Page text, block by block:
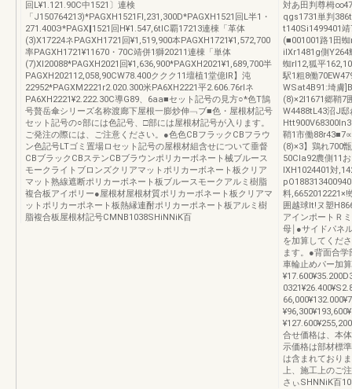
回L¥1.121.90C中1521〕連検
「J150764213)*PAGXH1521Fl,231,300D*PAGXH1521回L半1・
271.400Э*PAGX‖1521回H¥1.547,6tlC覇17213連棟「革体
(3)X17224ネPAGXH1721回¥1,519,900本PAGXH1721¥1,572,700
率PAGXH1721¥11670・70C靖併1獅20211連棟「単体
(7)Xl20088*PAGXH2021回¥1,636,900*PAGXH2021¥1,689,700半
PAGXH202112,058,90CW78.400ククク11壇植1堂億IR】沌
22952*PAGXM2221r2.020.300米PA6XH2221平2.606.76rlネ
PA6XH2221¥2.222.30C導G89、6aa■セット記号の見方○*色T鵠
号贅岳傘シリーズ名称渡廊下屋根一膨炒伸﹁ブ■色・屋根材記号
セット記号の○部には色記号、□部には屋根材記号が入ります。
ご発注の際には、ご注意ください。●色色CBフラックCBフラウ
ン色記号LTゴミ置場ロセット記号の屋根材組含せについて垂督
CBブラックCBステンCBブラウンポリカーボネート械ブルース
モークライトブロンズクリアマットポリカーボネート板クリア
マット熟線遮断ポリカーボネート板ブルースモークアルミ樹脂
複合板アイポリー●屋根材屋根材質ポリカーボネート板クリアマ
ットポリカーポネート板熱縁連酎ポリカーポネート板アルミ樹
脂複合板屋根材記号CMNB1038SHiNNiK百
対あ田判尊栂
qgs1731単判
t140Si1499401
(■001001路1田
ilXr1481g側Y264
蜘rl12,狐平
駅1粗8働
WSat4B91:埼膚
(8)×2l1671郷鞘7
W4488tL43沼J
鞘1市働
(8)×3】鶏れ700
50Cla92農側11
ⅨH1024401対
料
囲越球lt!ヌ塑
アインポートＲ
母￨●サイドパネ
を加算してくだ
ます。●背面合
車輪止めパー加
合せ価格は、本
示価格は部材標
は含まれており
上、施工上のご
さぃSHNNiK百